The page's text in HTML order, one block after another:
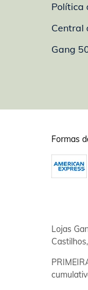
Política
Central
Gang
Formas
Lojas